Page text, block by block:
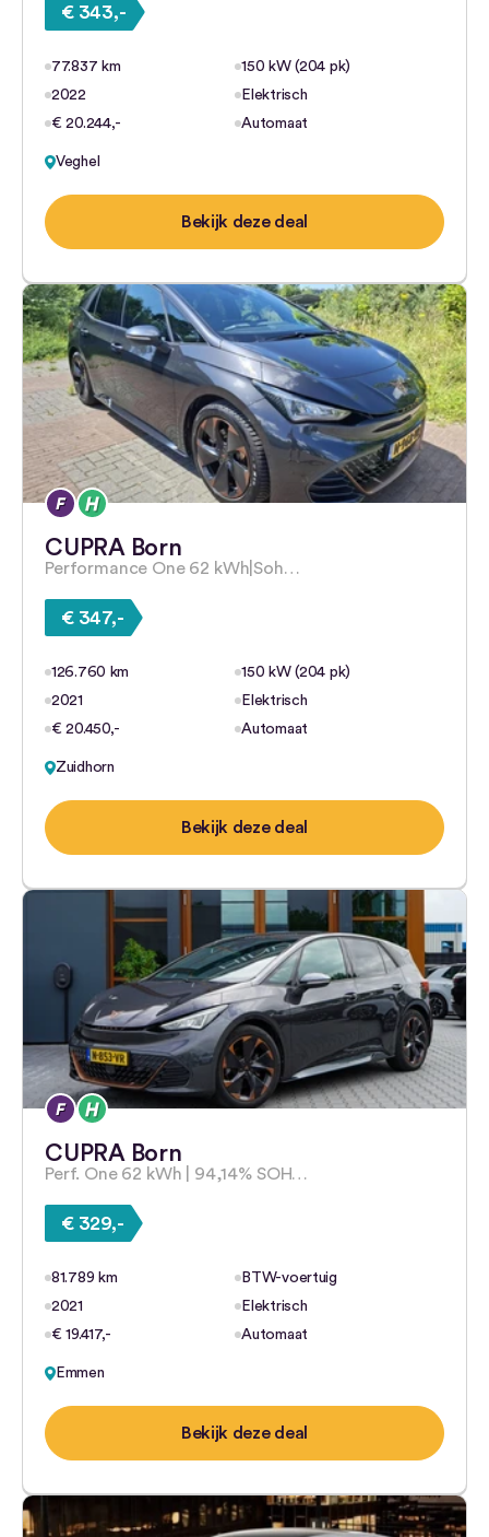
€ 343,-
77.837 km
150 kW (204 pk)
2022
Elektrisch
€ 20.244,-
Automaat
Veghel
Bekijk deze deal
CUPRA Born
Performance One 62 kWh|Soh…
€ 347,-
126.760 km
150 kW (204 pk)
2021
Elektrisch
€ 20.450,-
Automaat
Zuidhorn
Bekijk deze deal
CUPRA Born
Perf. One 62 kWh | 94,14% SOH…
€ 329,-
81.789 km
BTW-voertuig
2021
Elektrisch
€ 19.417,-
Automaat
Emmen
Bekijk deze deal